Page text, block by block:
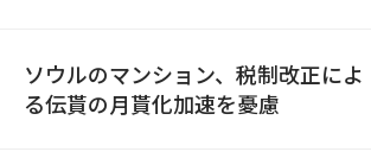
ソウルのマンション、税制改正によ
る伝貰の月貰化加速を憂慮